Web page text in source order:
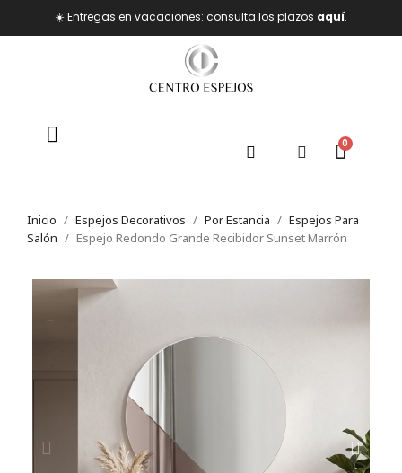
☀️ Entregas en vacaciones: consulta los plazos aquí.
Inicio Espejos Decorativos Por Estancia
Espejos Para
Salón
Espejo Redondo Grande Recibidor Sunset Marrón